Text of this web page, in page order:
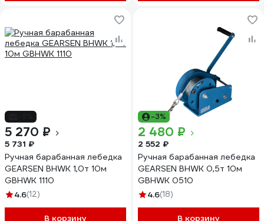
5 270 ₽
5 731 ₽
Ручная барабанная лебедка
GEARSEN BHWK 1,0т 10м
GBHWK 1110
4.6(12)
В корзину
-3%
2 480 ₽
2 552 ₽
Ручная барабанная лебедка
GEARSEN BHWK 0,5т 10м
GBHWK 0510
4.6(18)
В корзину